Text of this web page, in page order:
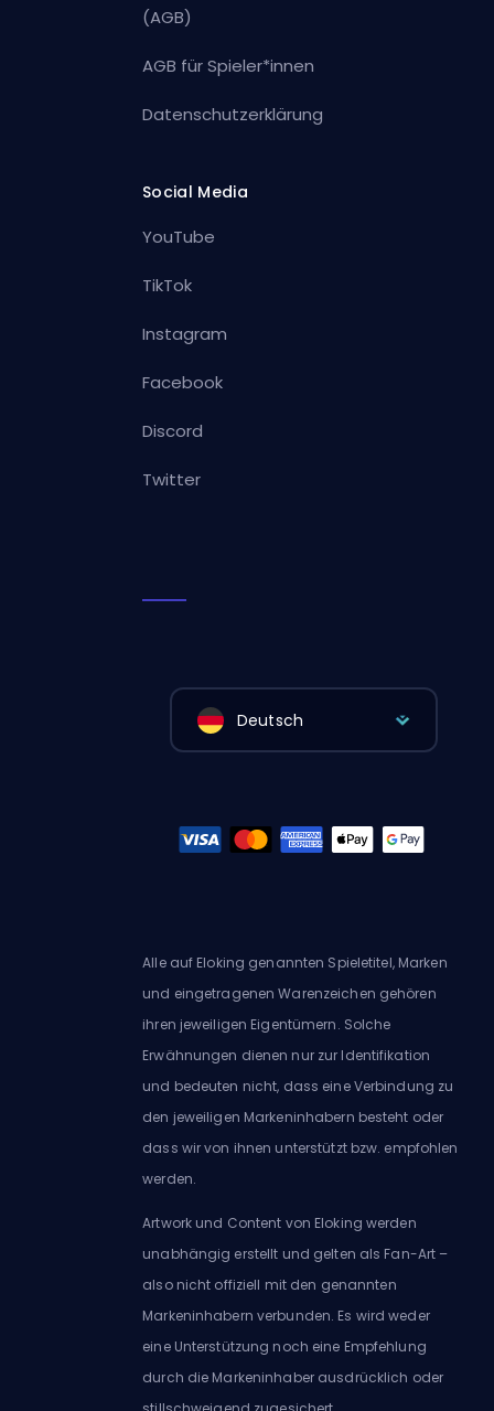
(AGB)
AGB für Spieler*innen
Datenschutzerklärung
Social Media
YouTube
TikTok
Instagram
Facebook
Discord
Twitter
Deutsch
Alle auf Eloking genannten Spieletitel, Marken
und eingetragenen Warenzeichen gehören
ihren jeweiligen Eigentümern. Solche
Erwähnungen dienen nur zur Identifikation
und bedeuten nicht, dass eine Verbindung zu
den jeweiligen Markeninhabern besteht oder
dass wir von ihnen unterstützt bzw. empfohlen
werden.
Artwork und Content von Eloking werden
unabhängig erstellt und gelten als Fan-Art –
also nicht offiziell mit den genannten
Markeninhabern verbunden. Es wird weder
eine Unterstützung noch eine Empfehlung
durch die Markeninhaber ausdrücklich oder